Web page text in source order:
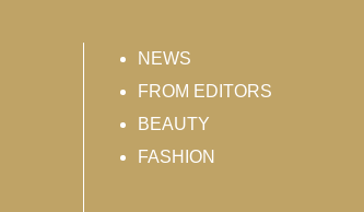
NEWS
FROM EDITORS
BEAUTY
FASHION